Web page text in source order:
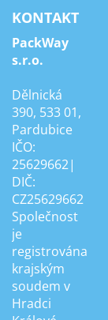
KONTAKT
PackWay
s.r.o.
Dělnická
390, 533 01,
Pardubice
IČO:
25629662|
DIČ:
CZ25629662
Společnost
je
registrována
krajským
soudem v
Hradci